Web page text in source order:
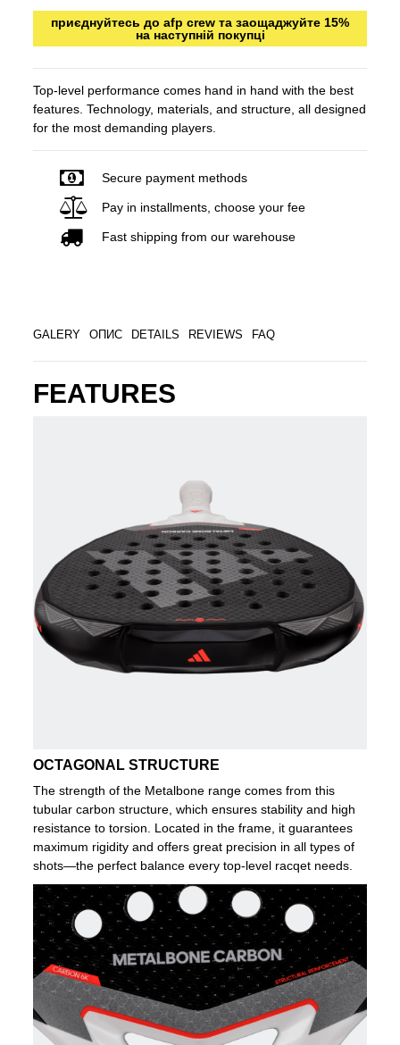
приєднуйтесь до afp crew та заощаджуйте 15%
на наступній покупці
Top-level performance comes hand in hand with the best
features. Technology, materials, and structure, all designed
for the most demanding players.
Secure payment methods
Pay in installments, choose your fee
Fast shipping from our warehouse
GALERY ОПИС DETAILS REVIEWS FAQ
FEATURES
OCTAGONAL STRUCTURE
The strength of the Metalbone range comes from this
tubular carbon structure, which ensures stability and high
resistance to torsion. Located in the frame, it guarantees
maximum rigidity and offers great precision in all types of
shots—the perfect balance every top-level racqet needs.